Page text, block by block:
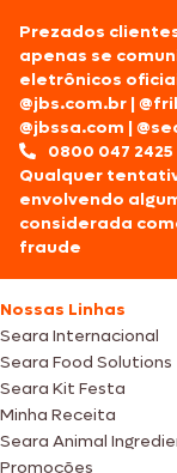
Prezados
apenas se
eletrônicos
@jbs.com.br |
@jbssa.com |
0800 047 2425
Qualquer
envolvendo
considerada
fraude
Nossas Linhas
Seara Internacional
Seara Food Solutions
Seara Kit Festa
Minha Receita
Seara Animal
Promoções